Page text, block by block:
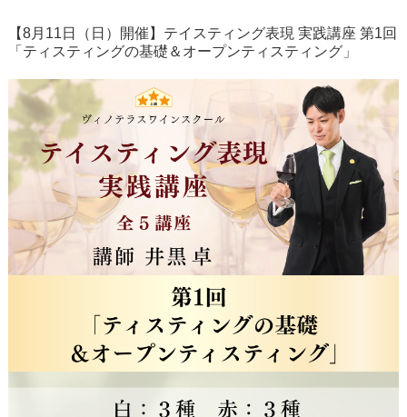
【8月11日（日）開催】テイスティング表現 実践講座 第1回
「ティスティングの基礎＆オープンティスティング」